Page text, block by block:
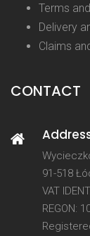
Terms
Delivery
Claims
CONTACT
91-518
VAT
REGON: